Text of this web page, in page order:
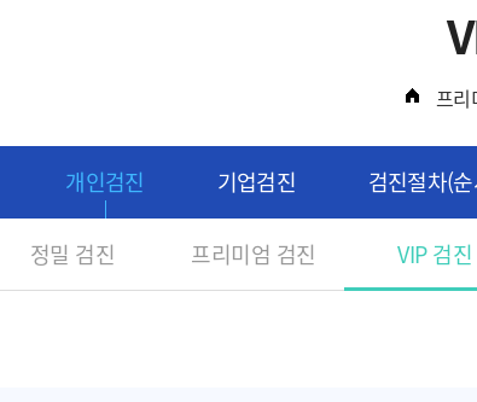
프
개인검진 기업검진 검진절차(
정밀 검진 프리미엄 검진 VIP 검진